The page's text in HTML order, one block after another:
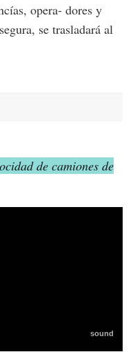
opera- dores y
se trasladará al
de camiones de